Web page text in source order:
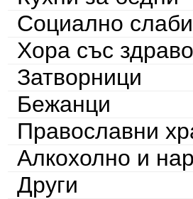
Социално слаби
Хора със
Затворници
Бежанци
Православни
Алкохолно и
Други